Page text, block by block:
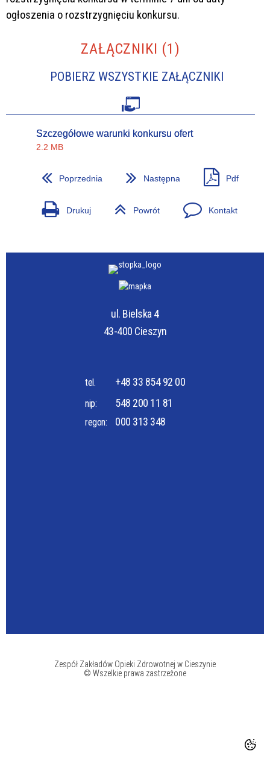
ogłoszenia o rozstrzygnięciu konkursu.
ZAŁĄCZNIKI (1)
POBIERZ WSZYSTKIE ZAŁĄCZNIKI
Szczegółowe warunki konkursu ofert
2.2 MB
Poprzednia Następna Pdf
Drukuj Powrót Kontakt
ul. Bielska 4
43-400 Cieszyn
tel. +48 33 854 92 00
nip: 548 200 11 81
regon: 000 313 348
Zespół Zakładów Opieki Zdrowotnej w Cieszynie
© Wszelkie prawa zastrzeżone